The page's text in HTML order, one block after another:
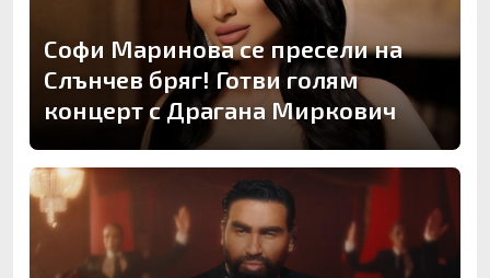
Софи Маринова се пресели на
Слънчев бряг! Готви голям
концерт с Драгана Миркович